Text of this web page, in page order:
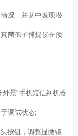
况，并从中发现潜
菌孢子捕捉仪在预
景”手机短信到机器
调试状态;
按钮，调整显微镜